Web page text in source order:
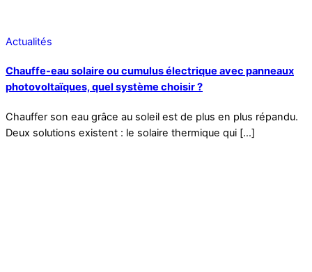
Actualités
Chauffe-eau solaire ou cumulus électrique avec panneaux
photovoltaïques, quel système choisir ?
Chauffer son eau grâce au soleil est de plus en plus répandu.
Deux solutions existent : le solaire thermique qui […]